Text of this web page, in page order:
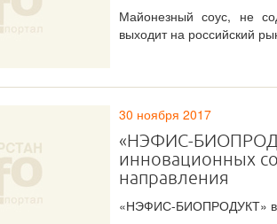
Майонезный соус, не
выходит на российский
30 ноября 2017
«НЭФИС-
инновационных
направления
«НЭФИС-БИОПРОДУКТ» в